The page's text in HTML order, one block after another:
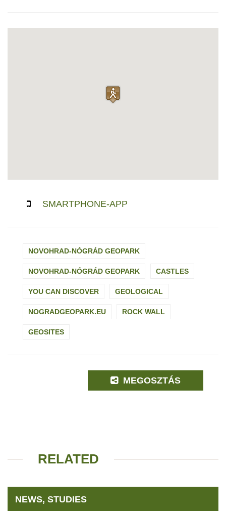
SMARTPHONE-APP
NOVOHRAD-NÓGRÁD GEOPARK
NOVOHRAD-NÓGRÁD GEOPARK CASTLES
YOU CAN DISCOVER GEOLOGICAL
NOGRADGEOPARK.EU ROCK WALL
GEOSITES
MEGOSZTÁS
RELATED
NEWS, STUDIES